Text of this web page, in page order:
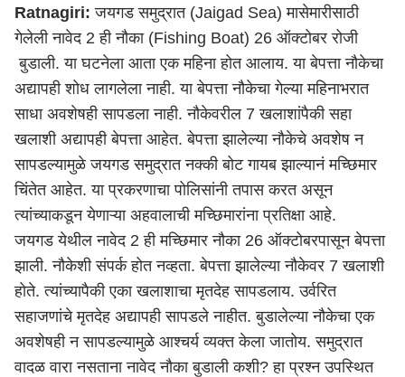
Ratnagiri: जयगड समुद्रात (Jaigad Sea) मासेमारीसाठी
गेलेली नावेद 2 ही नौका (Fishing Boat) 26 ऑक्टोबर रोजी
बुडाली. या घटनेला आता एक महिना होत आलाय. या बेपत्ता नौकेचा
अद्यापही शोध लागलेला नाही. या बेपत्ता नौकेचा गेल्या महिनाभरात
साधा अवशेषही सापडला नाही. नौकेवरील 7 खलाशांपैकी सहा
खलाशी अद्यापही बेपत्ता आहेत. बेपत्ता झालेल्या नौकेचे अवशेष न
सापडल्यामुळे जयगड समुद्रात नक्की बोट गायब झाल्यानं मच्छिमार
चिंतेत आहेत. या प्रकरणाचा पोलिसांनी तपास करत असून
त्यांच्याकडून येणाऱ्या अहवालाची मच्छिमारांना प्रतिक्षा आहे.
जयगड येथील नावेद 2 ही मच्छिमार नौका 26 ऑक्टोबरपासून बेपत्ता
झाली. नौकेशी संपर्क होत नव्हता. बेपत्ता झालेल्या नौकेवर 7 खलाशी
होते. त्यांच्यापैकी एका खलाशाचा मृतदेह सापडलाय. उर्वरित
सहाजणांचे मृतदेह अद्यापही सापडले नाहीत. बुडालेल्या नौकेचा एक
अवशेषही न सापडल्यामुळे आश्चर्य व्यक्त केला जातोय. समुद्रात
वादळ वारा नसताना नावेद नौका बुडाली कशी? हा प्रश्न उपस्थित